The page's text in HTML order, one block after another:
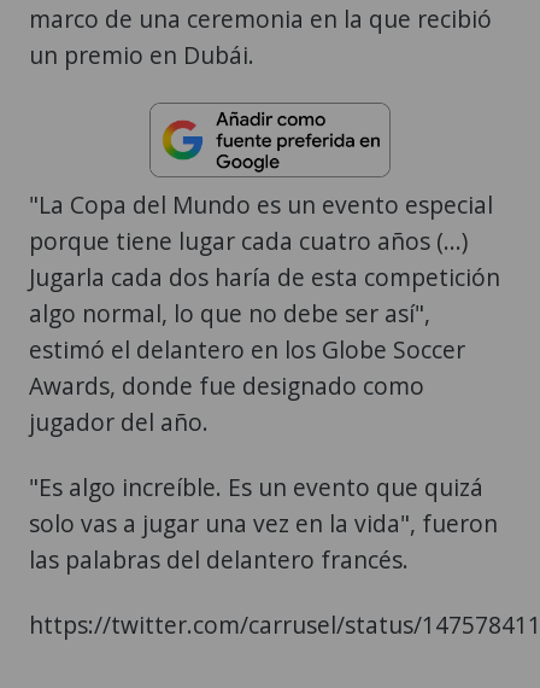
marco de una ceremonia en la que recibió
un premio en Dubái.
"La Copa del Mundo es un evento especial
porque tiene lugar cada cuatro años (...)
Jugarla cada dos haría de esta competición
algo normal, lo que no debe ser así",
estimó el delantero en los Globe Soccer
Awards, donde fue designado como
jugador del año.
"Es algo increíble. Es un evento que quizá
solo vas a jugar una vez en la vida", fueron
las palabras del delantero francés.
https://twitter.com/carrusel/status/